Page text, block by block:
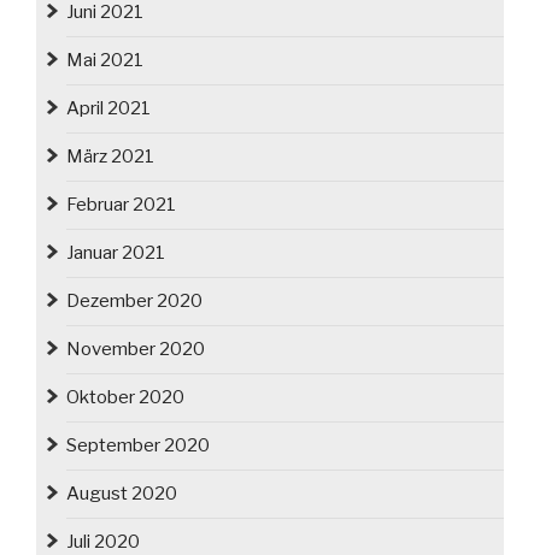
Juni 2021
Mai 2021
April 2021
März 2021
Februar 2021
Januar 2021
Dezember 2020
November 2020
Oktober 2020
September 2020
August 2020
Juli 2020